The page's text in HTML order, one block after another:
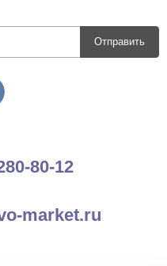
Отправить
80-12
market.ru